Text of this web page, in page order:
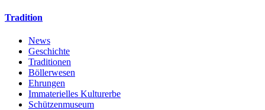
Tradition
News
Geschichte
Traditionen
Böllerwesen
Ehrungen
Immaterielles Kulturerbe
Schützenmuseum